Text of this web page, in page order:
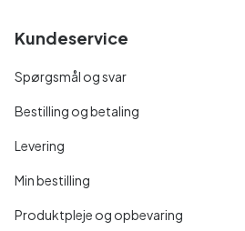
Kundeservice
Spørgsmål og svar
Bestilling og betaling
Levering
Min bestilling
Produktpleje og opbevaring